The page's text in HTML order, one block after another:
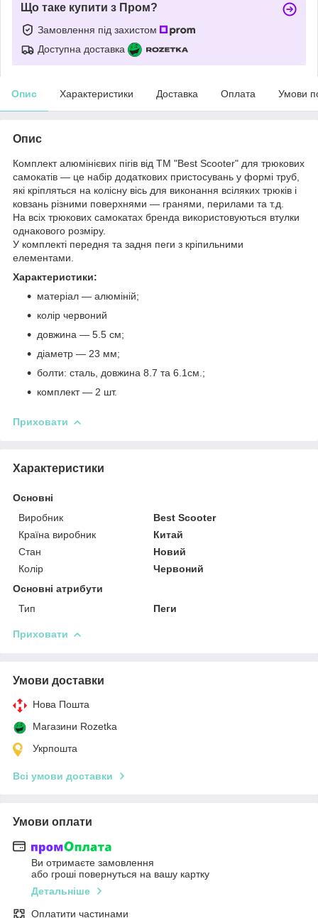
Що таке купити з Пром?
Замовлення під захистом
Доступна доставка
Опис Характеристики Доставка Оплата Умови
Опис
Комплект алюмінієвих пігів від ТМ "Best Scooter" для трюкових
самокатів — це набір додаткових пристосувань у формі труб,
які кріпляться на колісну вісь для виконання всіляких трюків і
ковзань різними поверхнями — гранями, перилами та т.д.
На всіх трюкових самокатах бренда використовуються втулки
однакового розміру.
У комплекті передня та задня пеги з кріпильними
елементами.
Характеристики:
матеріал — алюміній;
колір червоний
довжина — 5.5 см;
діаметр — 23 мм;
болти: сталь, довжина 8.7 та 6.1см.;
комплект — 2 шт.
Приховати
Характеристики
Основні
Виробник
Best Scooter
Країна виробник
Китай
Стан
Новий
Колір
Червоний
Основні атрибути
Тип
Пеги
Приховати
Умови доставки
Нова Пошта
Магазини Rozetka
Укрпошта
Всі умови доставки
Умови оплати
Ви отримаєте замовлення
або гроші повернуться на вашу картку
Детальніше
Оплатити частинами